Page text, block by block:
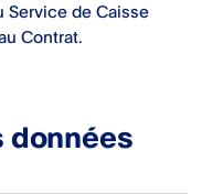
Service de Caisse
Contrat.
données